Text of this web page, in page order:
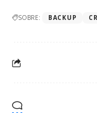
SOBRE: BACKUP